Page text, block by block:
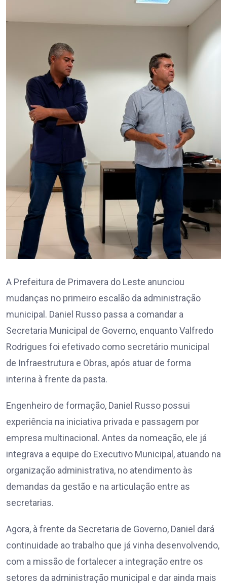
A Prefeitura de Primavera do Leste anunciou
mudanças no primeiro escalão da administração
municipal. Daniel Russo passa a comandar a
Secretaria Municipal de Governo, enquanto Valfredo
Rodrigues foi efetivado como secretário municipal
de Infraestrutura e Obras, após atuar de forma
interina à frente da pasta.
Engenheiro de formação, Daniel Russo possui
experiência na iniciativa privada e passagem por
empresa multinacional. Antes da nomeação, ele já
integrava a equipe do Executivo Municipal, atuando na
organização administrativa, no atendimento às
demandas da gestão e na articulação entre as
secretarias.
Agora, à frente da Secretaria de Governo, Daniel dará
continuidade ao trabalho que já vinha desenvolvendo,
com a missão de fortalecer a integração entre os
setores da administração municipal e dar ainda mais